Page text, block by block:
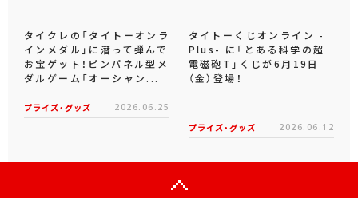
タイクレの「タイトーオンラ
タイトーくじオンライン -